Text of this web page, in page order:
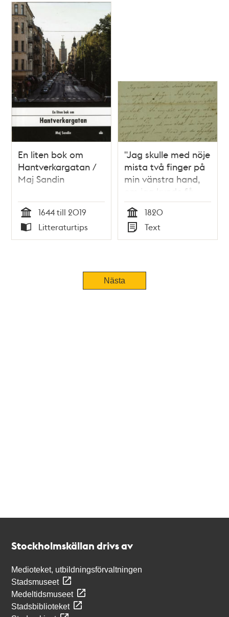
En liten bok om
Hantverkargatan /
Maj Sandin
Tid
1644 till 2019
Typ
Litteraturtips
"Jag skulle med nöje
mista två finger på
min vänstra hand,
om jag kunde få
tala vid dig allena" -
brev från fängslade
Löfqvist till Johanna
Tid
1820
Typ
Text
Nästa
Stockholmskällan drivs av
Medioteket, utbildningsförvaltningen
Stadsmuseet
Medeltidsmuseet
Stadsbiblioteket